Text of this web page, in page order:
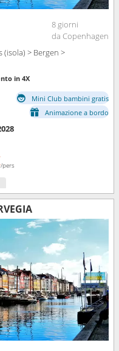
8 giorni
da Copenhagen
> Bergen >
in 4X
Mini Club bambini gratis
Animazione a bordo
/pers